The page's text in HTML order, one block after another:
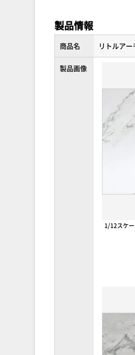
製品情報
商品名 リトルア
製品画像
1/12スケ